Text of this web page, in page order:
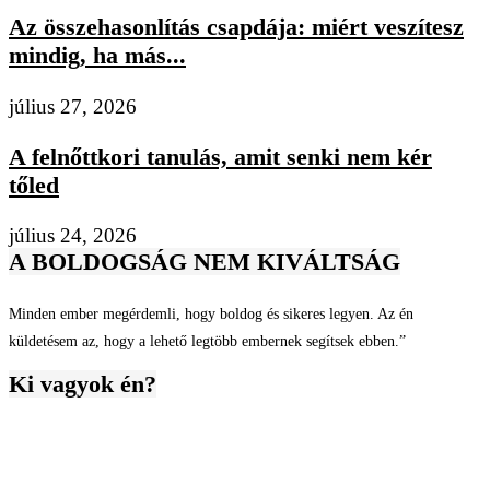
Az összehasonlítás csapdája: miért veszítesz
mindig, ha más...
július 27, 2026
A felnőttkori tanulás, amit senki nem kér
tőled
július 24, 2026
A BOLDOGSÁG NEM KIVÁLTSÁG
Minden ember megérdemli, hogy boldog és sikeres legyen. Az én
küldetésem az, hogy a lehető legtöbb embernek segítsek ebben.”
Ki vagyok én?